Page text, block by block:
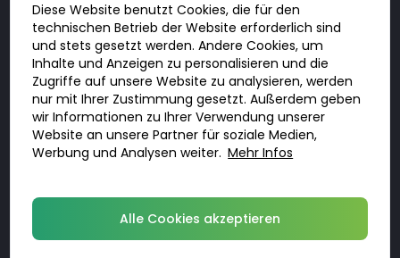
Doktorabc.com ist eine Vermittlungsplattform. Doktorabc ist ausdrücklich
keine Internetapotheke. Doktorabc bietet keine Medikamente oder
sonstige Produkte an oder liefert diese. Jegliche Informationen zu
Produkten, Medikamenten und Preisen auf der Internetseite beinhalten
kein Angebot von Doktorabc an Sie. Für die Einhaltung der in Ihrem Land
geltenden Gesetze und sonstigen Rechtsvorschriften sind Sie als Nutzer
selbst verantwortlich. Die Nutzung unseres Services auf Doktorabc durch
Sie erfolgt auf eigenes Risiko und in eigener Verantwortung. Sie erklären,
diese Internetseite aus eigener Initiative zu besuchen und zu nutzen.
Diese Website benutzt Cookies, die für den
technischen Betrieb der Website erforderlich sind
und stets gesetzt werden. Andere Cookies, um
Inhalte und Anzeigen zu personalisieren und die
Zugriffe auf unsere Website zu analysieren, werden
nur mit Ihrer Zustimmung gesetzt. Außerdem geben
wir Informationen zu Ihrer Verwendung unserer
Website an unsere Partner für soziale Medien,
Werbung und Analysen weiter. Mehr Infos
Alle Cookies akzeptieren